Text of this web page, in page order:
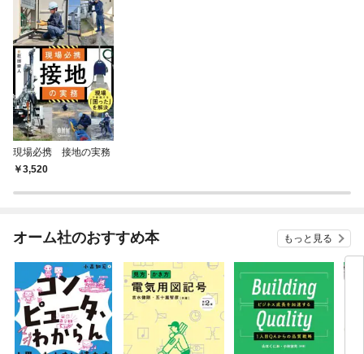
現場必携 接地の実務
3,520
オーム社のおすすめ本 もっと見る